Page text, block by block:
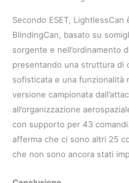
Secondo ESET,
BlindingCan, basato su
sorgente e nell’ordinamento
presentando una struttura di
sofisticata e una funzionalità
versione campionata
all’organizzazione
con supporto per 43
afferma che ci sono altri 25
che non sono ancora stati